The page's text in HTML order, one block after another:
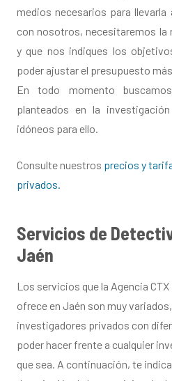
medios necesarios para
con nosotros, necesitaremos la
y que nos indiques los
poder ajustar el presupuesto
En todo momento
planteados en la
idóneos para ello.
Consulte nuestros precios y
privados.
Servicios de
Jaén
Los servicios que la Agencia
ofrece en Jaén son muy
investigadores privados con
poder hacer frente a cualquier
que sea. A continuación, te